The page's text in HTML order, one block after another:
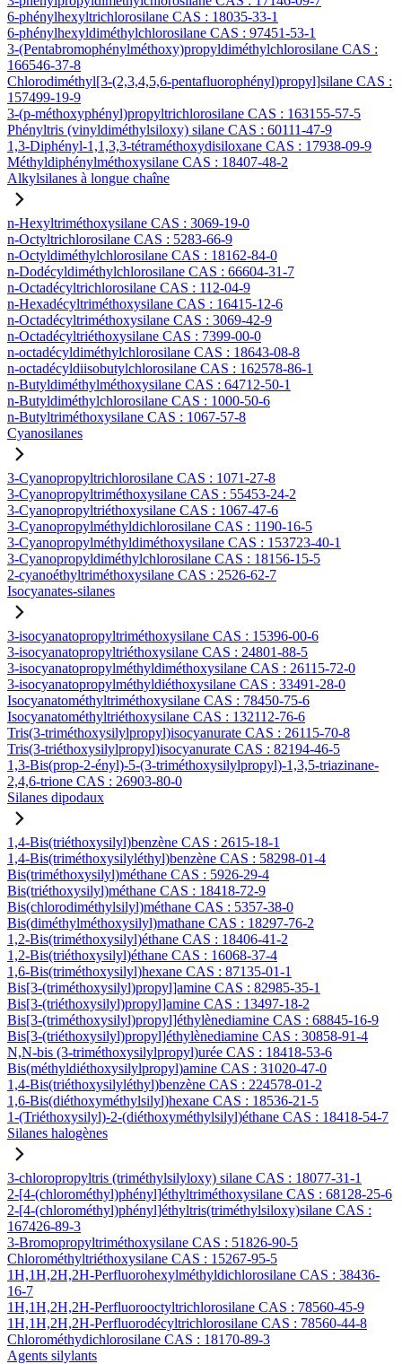
6-phénylhexyltrichlorosilane CAS : 18035-33-1
6-phénylhexyldiméthylchlorosilane CAS : 97451-53-1
3-(Pentabromophénylméthoxy)propyldiméthylchlorosilane CAS :
166546-37-8
Chlorodiméthyl[3-(2,3,4,5,6-pentafluorophényl)propyl]silane CAS :
157499-19-9
3-(p-méthoxyphényl)propyltrichlorosilane CAS : 163155-57-5
Phényltris (vinyldiméthylsiloxy) silane CAS : 60111-47-9
1,3-Diphényl-1,1,3,3-tétraméthoxydisiloxane CAS : 17938-09-9
Méthyldiphénylméthoxysilane CAS : 18407-48-2
Alkylsilanes à longue chaîne
n-Hexyltriméthoxysilane CAS : 3069-19-0
n-Octyltrichlorosilane CAS : 5283-66-9
n-Octyldiméthylchlorosilane CAS : 18162-84-0
n-Dodécyldiméthylchlorosilane CAS : 66604-31-7
n-Octadécyltrichlorosilane CAS : 112-04-9
n-Hexadécyltriméthoxysilane CAS : 16415-12-6
n-Octadécyltriméthoxysilane CAS : 3069-42-9
n-Octadécyltriéthoxysilane CAS : 7399-00-0
n-octadécyldiméthylchlorosilane CAS : 18643-08-8
n-octadécyldiisobutylchlorosilane CAS : 162578-86-1
n-Butyldiméthylméthoxysilane CAS : 64712-50-1
n-Butyldiméthylchlorosilane CAS : 1000-50-6
n-Butyltriméthoxysilane CAS : 1067-57-8
Cyanosilanes
3-Cyanopropyltrichlorosilane CAS : 1071-27-8
3-Cyanopropyltriméthoxysilane CAS : 55453-24-2
3-Cyanopropyltriéthoxysilane CAS : 1067-47-6
3-Cyanopropylméthyldichlorosilane CAS : 1190-16-5
3-Cyanopropylméthyldiméthoxysilane CAS : 153723-40-1
3-Cyanopropyldiméthylchlorosilane CAS : 18156-15-5
2-cyanoéthyltriméthoxysilane CAS : 2526-62-7
Isocyanates-silanes
3-isocyanatopropyltriméthoxysilane CAS : 15396-00-6
3-isocyanatopropyltriéthoxysilane CAS : 24801-88-5
3-isocyanatopropylméthyldiméthoxysilane CAS : 26115-72-0
3-isocyanatopropylméthyldiéthoxysilane CAS : 33491-28-0
Isocyanatométhyltriméthoxysilane CAS : 78450-75-6
Isocyanatométhyltriéthoxysilane CAS : 132112-76-6
Tris(3-triméthoxysilylpropyl)isocyanurate CAS : 26115-70-8
Tris(3-triéthoxysilylpropyl)isocyanurate CAS : 82194-46-5
1,3-Bis(prop-2-ényl)-5-(3-triméthoxysilylpropyl)-1,3,5-triazinane-
2,4,6-trione CAS : 26903-80-0
Silanes dipodaux
1,4-Bis(triéthoxysilyl)benzène CAS : 2615-18-1
1,4-Bis(triméthoxysilyléthyl)benzène CAS : 58298-01-4
Bis(triméthoxysilyl)méthane CAS : 5926-29-4
Bis(triéthoxysilyl)méthane CAS : 18418-72-9
Bis(chlorodiméthylsilyl)méthane CAS : 5357-38-0
Bis(diméthylméthoxysilyl)mathane CAS : 18297-76-2
1,2-Bis(triméthoxysilyl)éthane CAS : 18406-41-2
1,2-Bis(triéthoxysilyl)éthane CAS : 16068-37-4
1,6-Bis(triméthoxysilyl)hexane CAS : 87135-01-1
Bis[3-(triméthoxysilyl)propyl]amine CAS : 82985-35-1
Bis[3-(triéthoxysilyl)propyl]amine CAS : 13497-18-2
Bis[3-(triméthoxysilyl)propyl]éthylènediamine CAS : 68845-16-9
Bis[3-(triéthoxysilyl)propyl]éthylènediamine CAS : 30858-91-4
N,N-bis (3-triméthoxysilylpropyl)urée CAS : 18418-53-6
Bis(méthyldiéthoxysilylpropyl)amine CAS : 31020-47-0
1,4-Bis(triéthoxysilyléthyl)benzène CAS : 224578-01-2
1,6-Bis(diéthoxyméthylsilyl)hexane CAS : 18536-21-5
1-(Triéthoxysilyl)-2-(diéthoxyméthylsilyl)éthane CAS : 18418-54-7
Silanes halogènes
3-chloropropyltris (triméthylsilyloxy) silane CAS : 18077-31-1
2-[4-(chlorométhyl)phényl]éthyltriméthoxysilane CAS : 68128-25-6
2-[4-(chlorométhyl)phényl]éthyltris(triméthylsiloxy)silane CAS :
167426-89-3
3-Bromopropyltriméthoxysilane CAS : 51826-90-5
Chlorométhyltriéthoxysilane CAS : 15267-95-5
1H,1H,2H,2H-Perfluorohexylméthyldichlorosilane CAS : 38436-
16-7
1H,1H,2H,2H-Perfluorooctyltrichlorosilane CAS : 78560-45-9
1H,1H,2H,2H-Perfluorodécyltrichlorosilane CAS : 78560-44-8
Chlorométhydichlorosilane CAS : 18170-89-3
Agents silylants